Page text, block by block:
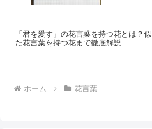
「君を愛す」の花言葉を持つ花とは？似
た花言葉を持つ花まで徹底解説
ホーム 花言葉